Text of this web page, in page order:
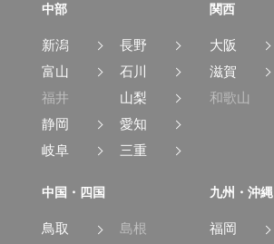
中部
新潟
長野
富山
石川
福井
山梨
静岡
愛知
岐阜
三重
関西
大阪
滋賀
和歌山
中国・四国
鳥取
島根
九州・沖縄
福岡